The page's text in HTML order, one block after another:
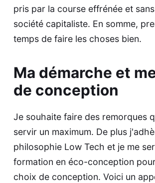
pris par la course effrénée et
société capitaliste. En somme,
temps de faire les choses bien.
Ma démarche et
de conception
Je souhaite faire des remorques
servir un maximum. De plus
philosophie Low Tech et je me
formation en éco-conception
choix de conception. Voici un